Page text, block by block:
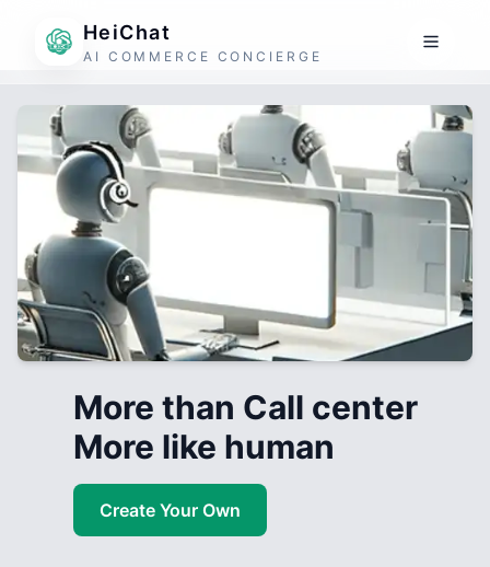
HeiChat
AI COMMERCE CONCIERGE
More than Call center
More like human
Create Your Own